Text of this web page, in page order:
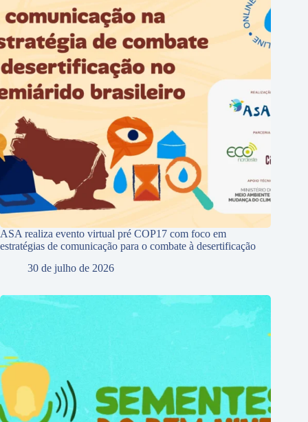
ASA realiza evento virtual pré COP17 com foco em
estratégias de comunicação para o combate à desertificação
30 de julho de 2026